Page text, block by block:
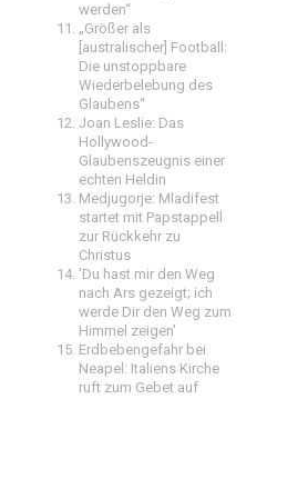
werden“
„Größer als
[australischer] Football:
Die unstoppbare
Wiederbelebung des
Glaubens“
Joan Leslie: Das
Hollywood-
Glaubenszeugnis einer
echten Heldin
Medjugorje: Mladifest
startet mit Papstappell
zur Rückkehr zu
Christus
'Du hast mir den Weg
nach Ars gezeigt; ich
werde Dir den Weg zum
Himmel zeigen'
Erdbebengefahr bei
Neapel: Italiens Kirche
ruft zum Gebet auf